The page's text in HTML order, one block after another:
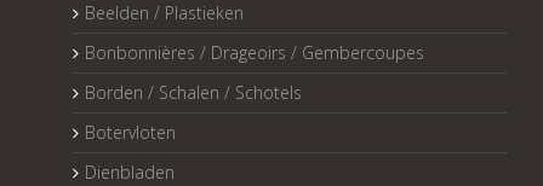
Beelden / Plastieken
Bonbonnières / Drageoirs / Gembercoupes
Borden / Schalen / Schotels
Botervloten
Dienbladen